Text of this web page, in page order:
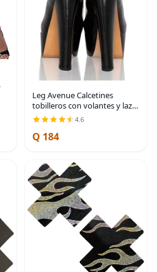
Leg Avenue Calcetines
tobilleros con volantes y lazo
de satén para mujer
4.6
Q 184